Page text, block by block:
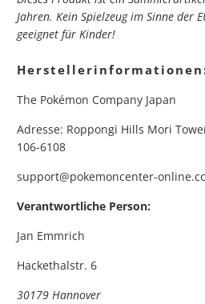
Jahren. Kein Spielzeug im Sinne der
geeignet für Kinder!
The Pokémon Company Japan
Adresse: Roppongi Hills Mori
106-6108
support@pokemoncenter-
Verantwortliche Person:
Jan Emmrich
Hackethalstr. 6
30179 Hannover